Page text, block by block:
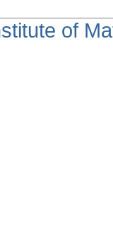
of